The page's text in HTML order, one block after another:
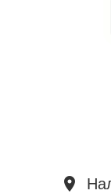
place